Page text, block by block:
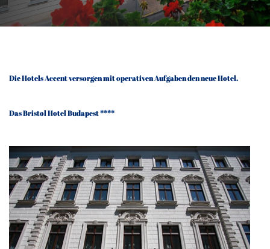
Die Hotels Accent versorgen mit operativen Aufgaben den neue Hotel.
Das Bristol Hotel Budapest ****